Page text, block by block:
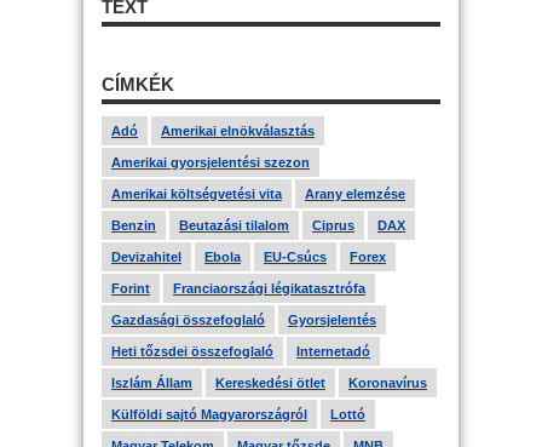
TEXT
CÍMKÉK
Adó Amerikai elnökválasztás
Amerikai gyorsjelentési szezon
Amerikai költségvetési vita Arany elemzése
Benzin Beutazási tilalom Ciprus DAX
Devizahitel Ebola EU-Csúcs Forex
Forint Franciaországi légikatasztrófa
Gazdasági összefoglaló Gyorsjelentés
Heti tőzsdei összefoglaló Internetadó
Iszlám Állam Kereskedési ötlet Koronavírus
Külföldi sajtó Magyarországról Lottó